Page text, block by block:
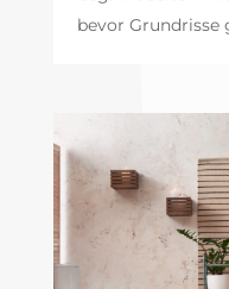
bevor Grundrisse